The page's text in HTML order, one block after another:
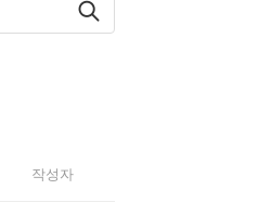
작성자